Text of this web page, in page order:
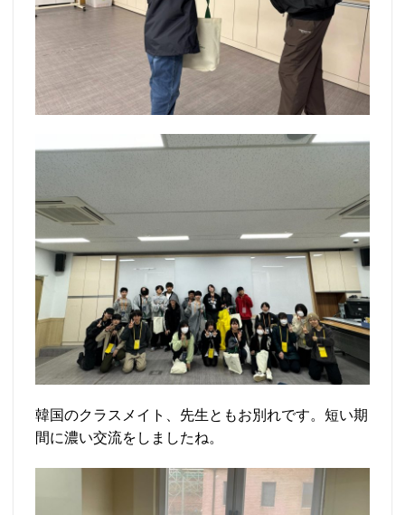
韓国のクラスメイト、先生ともお別れです。短い期
間に濃い交流をしましたね。